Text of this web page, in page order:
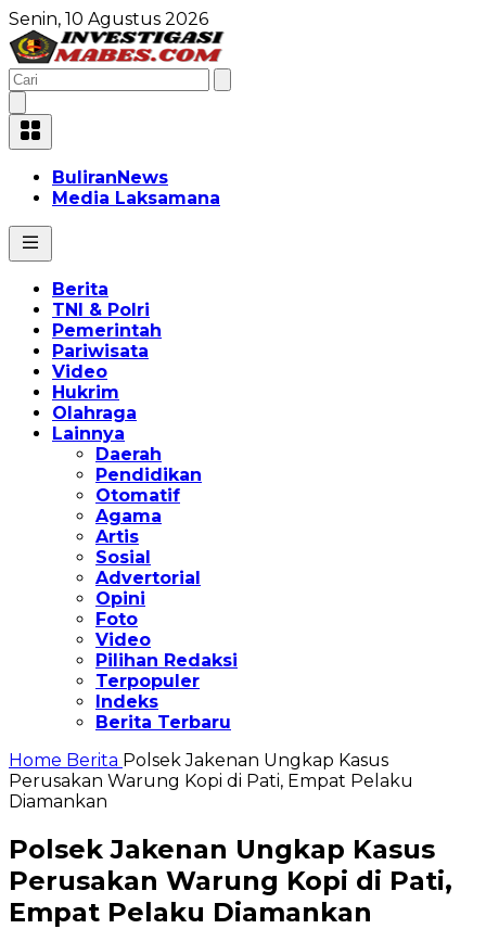
Senin, 10 Agustus 2026
BuliranNews
Media Laksamana
Berita
TNI & Polri
Pemerintah
Pariwisata
Video
Hukrim
Olahraga
Lainnya
Daerah
Pendidikan
Otomatif
Agama
Artis
Sosial
Advertorial
Opini
Foto
Video
Pilihan Redaksi
Terpopuler
Indeks
Berita Terbaru
Home Berita Polsek Jakenan Ungkap Kasus
Perusakan Warung Kopi di Pati, Empat Pelaku
Diamankan
Polsek Jakenan Ungkap Kasus
Perusakan Warung Kopi di Pati,
Empat Pelaku Diamankan